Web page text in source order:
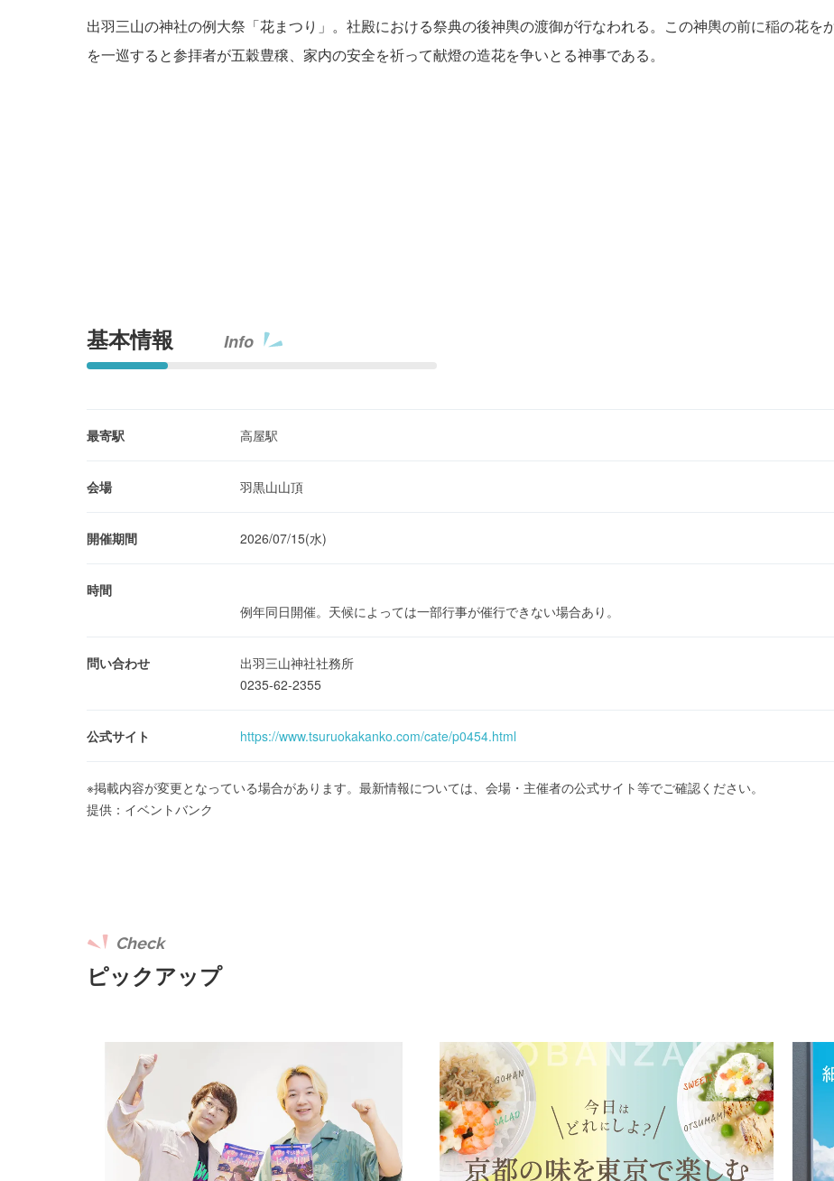
出羽三山の神社の例大祭「花まつり」。社殿における祭典の後神輿の渡御が行なわれる。この神輿の前に稲の花
を一巡すると参拝者が五穀豊穣、家内の安全を祈って献燈の造花を争いとる神事である。
基本情報 Info
最寄駅 高屋駅
会場 羽黒山山頂
開催期間 2026/07/15(水)
時間
例年同日開催。天候によっては一部行事が催行できない場合あり。
問い合わせ
出羽三山神社社務所
0235-62-2355
公式サイト https://www.tsuruokakanko.com/cate/p0454.html
※掲載内容が変更となっている場合があります。最新情報については、会場・主催者の公式サイト等でご確認ください。
提供：イベントバンク
ピックアップ
Check